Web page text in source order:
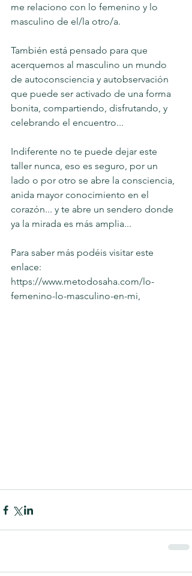
me relaciono con lo femenino y lo
masculino de el/la otro/a.
También está pensado para que
acerquemos al masculino un mundo
de autoconsciencia y autobservación
que puede ser activado de una forma
bonita, compartiendo, disfrutando, y
celebrando el encuentro...
Indiferente no te puede dejar este
taller nunca, eso es seguro, por un
lado o por otro se abre la consciencia,
anida mayor conocimiento en el
corazón... y te abre un sendero donde
ya la mirada es más amplia...
Para saber más podéis visitar este
enlace:
https://www.metodosaha.com/lo-
femenino-lo-masculino-en-mi,